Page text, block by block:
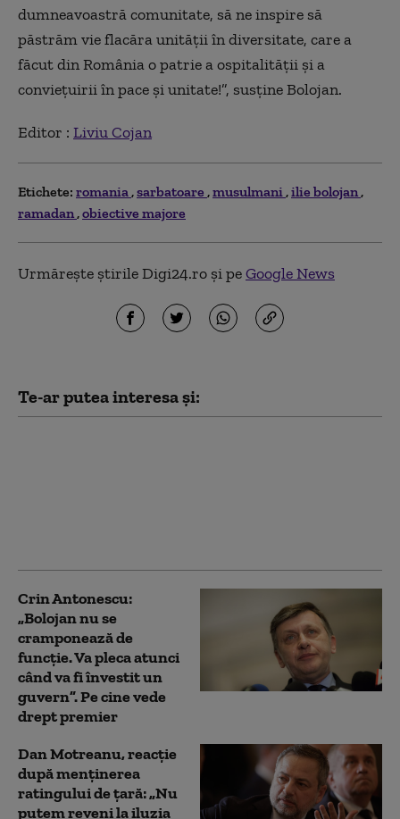
dumneavoastră comunitate, să ne inspire să
păstrăm vie flacăra unităţii în diversitate, care a
făcut din România o patrie a ospitalităţii şi a
convieţuirii în pace şi unitate!”, susţine Bolojan.
Editor : Liviu Cojan
Etichete: romania sarbatoare musulmani ilie bolojan
ramadan obiective majore
Urmărește știrile Digi24.ro și peGoogle News
Te-ar putea interesa și:
Crin Antonescu:
„Bolojan nu se
cramponează de
funcție. Va pleca atunci
când va fi învestit un
guvern”. Pe cine vede
drept premier
Dan Motreanu, reacție
după menținerea
ratingului de țară: „Nu
putem reveni la iluzia